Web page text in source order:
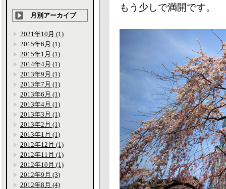
もう少しで満開です。
月別アーカイブ
2021年10月 (1)
2015年6月 (1)
2015年1月 (1)
2014年4月 (1)
2013年9月 (1)
2013年7月 (1)
2013年6月 (1)
2013年4月 (1)
2013年3月 (1)
2013年2月 (1)
2013年1月 (1)
2012年12月 (1)
2012年11月 (1)
2012年10月 (1)
2012年9月 (3)
2012年8月 (4)